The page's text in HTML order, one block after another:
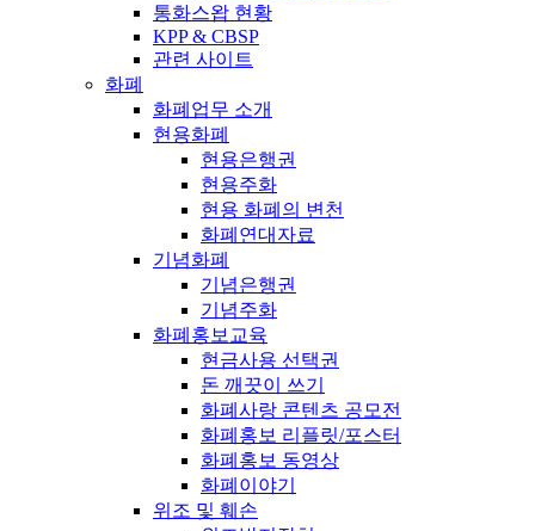
통화스왑 현황
KPP & CBSP
관련 사이트
화폐
화폐업무 소개
현용화폐
현용은행권
현용주화
현용 화폐의 변천
화폐연대자료
기념화폐
기념은행권
기념주화
화폐홍보교육
현금사용 선택권
돈 깨끗이 쓰기
화폐사랑 콘텐츠 공모전
화폐홍보 리플릿/포스터
화폐홍보 동영상
화폐이야기
위조 및 훼손